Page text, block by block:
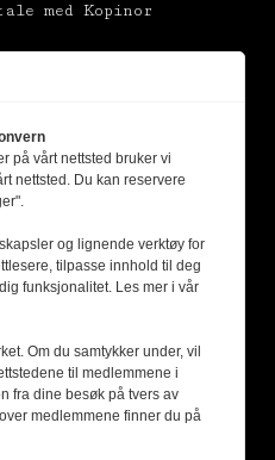
med Kopinor
på vårt nettsted bruker vi
nettsted. Du kan reservere
og lignende verktøy for
tilpasse innhold til deg
funksjonalitet. Les mer i vår
Om du samtykker under, vil
til medlemmene i
fra dine besøk på tvers av
medlemmene finner du på